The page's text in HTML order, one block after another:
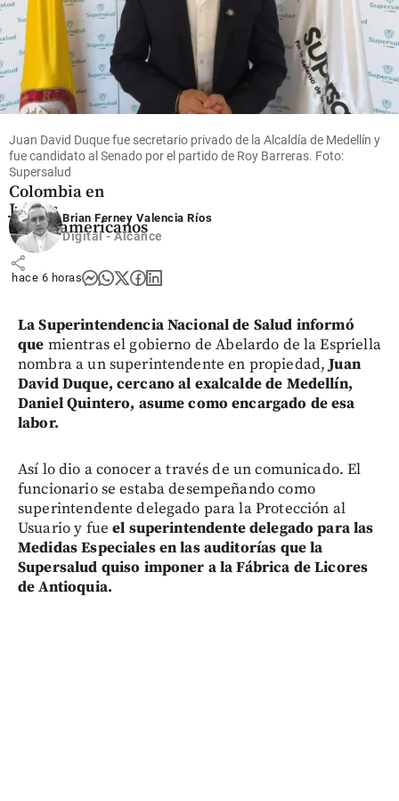
Deportes
Gustavo Sánchez
brilla con un oro
para la natación
artística de
Colombia en
Juegos
Centroamericanos
share
Juan David Duque fue secretario privado de la Alcaldía de Medellín y
fue candidato al Senado por el partido de Roy Barreras. Foto:
Supersalud
Brian Ferney Valencia Ríos
Digital - Alcance
hace 6 horas
La Superintendencia Nacional de Salud informó
que mientras el gobierno de Abelardo de la Espriella
nombra a un superintendente en propiedad,Juan
David Duque, cercano al exalcalde de Medellín,
Daniel Quintero, asume como encargado de esa
labor.
Así lo dio a conocer a través de un comunicado. El
funcionario se estaba desempeñando como
superintendente delegado para la Protección al
Usuario y fueel superintendente delegado para las
Medidas Especiales en las auditorías que la
Supersalud quiso imponer a la Fábrica de Licores
de Antioquia.